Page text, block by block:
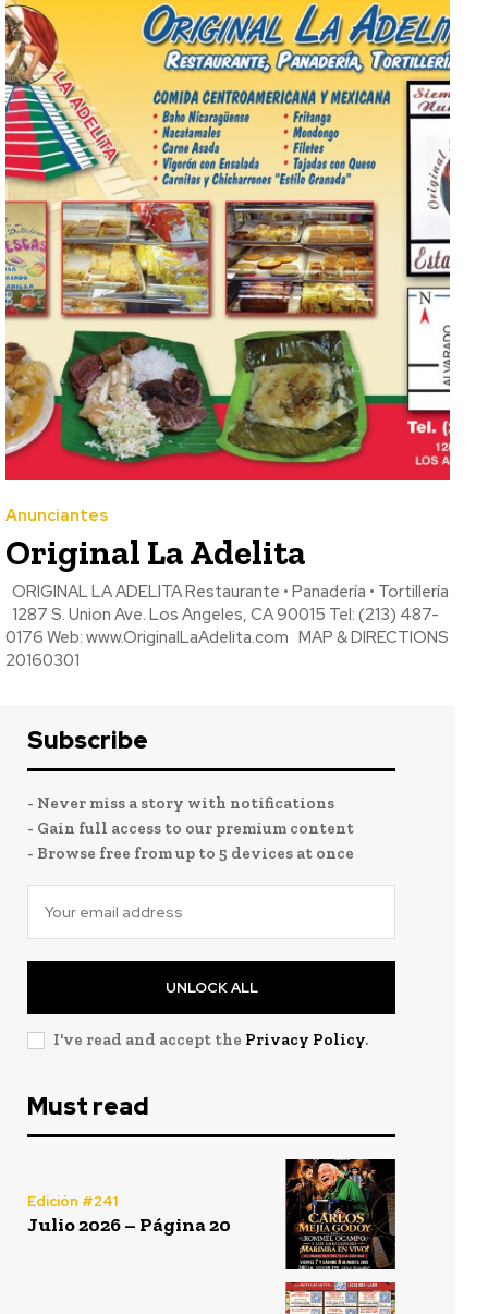
Anunciantes
Original La Adelita
ORIGINAL LA ADELITA Restaurante • Panadería • Tortillería
0176 Web: www.OriginalLaAdelita.com MAP & DIRECTIONS
20160301
Subscribe
- Never miss a story with notifications
- Gain full access to our premium content
- Browse free from up to 5 devices at once
UNLOCK ALL
I've read and accept the Privacy Policy.
Must read
Edición #241
Julio 2026 – Página 20